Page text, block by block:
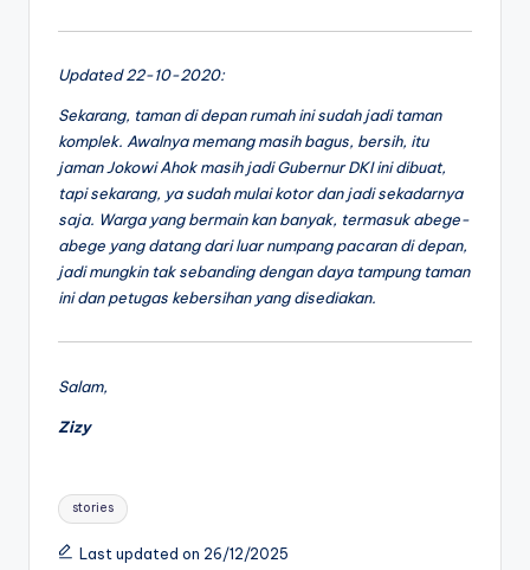
Updated 22-10-2020:
Sekarang, taman di depan rumah ini sudah jadi taman
komplek. Awalnya memang masih bagus, bersih, itu
jaman Jokowi Ahok masih jadi Gubernur DKI ini dibuat,
tapi sekarang, ya sudah mulai kotor dan jadi sekadarnya
saja. Warga yang bermain kan banyak, termasuk abege-
abege yang datang dari luar numpang pacaran di depan,
jadi mungkin tak sebanding dengan daya tampung taman
ini dan petugas kebersihan yang disediakan.
Salam,
Zizy
Tags:
stories
Last updated on 26/12/2025